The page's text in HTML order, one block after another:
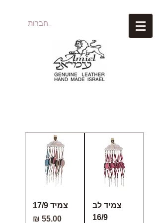
להתחברות
צמיד לב
16/9
צמיד 17/9
מחיר